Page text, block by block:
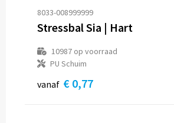
8033-008999999
Stressbal Sia | Hart
10987op voorraad
PU Schuim
vanaf € 0,77